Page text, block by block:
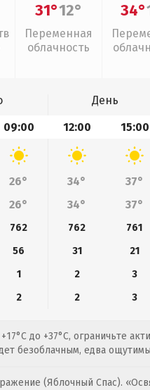
31°12°
Переменная
облачность
34°
День
09:00 12:00 15:00
26° 34° 37°
26° 34° 37°
762 762 761
56 31 21
1 2 3
2 2 3
до +37°C, ограничьте
безоблачным, едва
(Яблочный Спас).